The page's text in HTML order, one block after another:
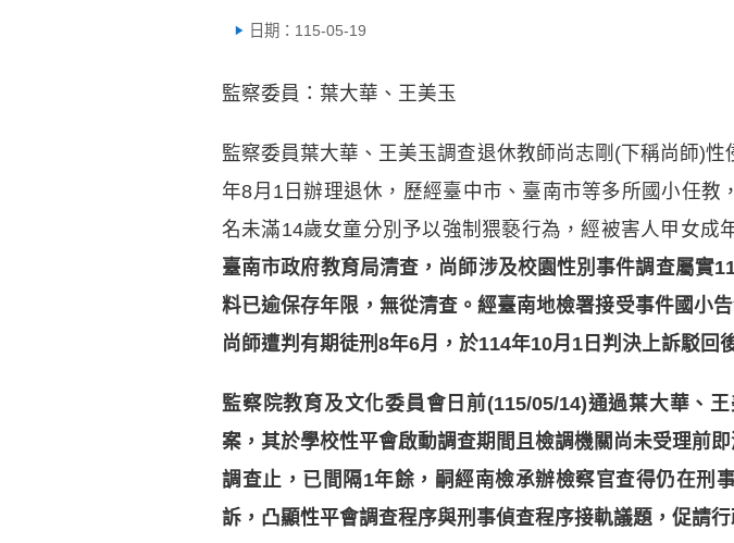
日期：115-05-19
監察委員：葉大華、王美玉
監察委員葉大華、王美玉調查退休教師尚志剛(下稱尚師)
年8月1日辦理退休，歷經臺中市、臺南市等多所國小任
名未滿14歲女童分別予以強制猥褻行為，經被害人甲女成
臺南市政府教育局清查，尚師涉及校園性別事件調查屬實
料已逾保存年限，無從清查。經臺南地檢署接受事件國小
尚師遭判有期徒刑8年6月，於114年10月1日判決上訴駁回
監察院教育及文化委員會日前(115/05/14)通過葉大華、
案，其於學校性平會啟動調查期間且檢調機關尚未受理前即
調查止，已間隔1年餘， 嗣經南檢承辦檢察官查得仍在刑
訴，凸顯性平會調查程序與刑事偵查程序接軌議題 ， 促請